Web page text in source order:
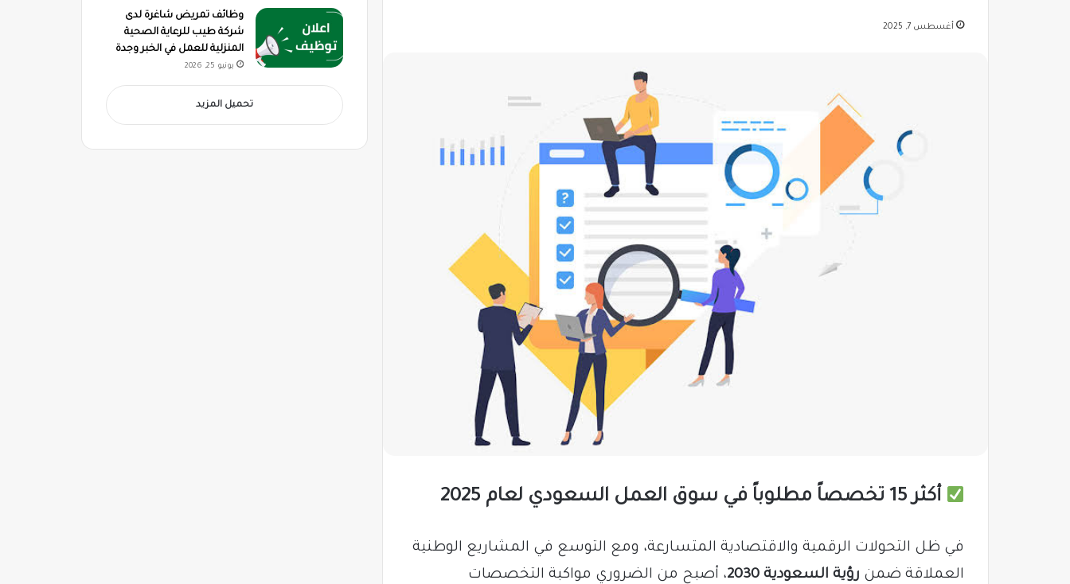
أغسطس 7, 2025
أكثر 15 تخصصاً مطلوباً في سوق العمل السعودي لعام 2025
في ظل التحولات الرقمية والاقتصادية المتسارعة، ومع التوسع في المشاريع الوطنية
العملاقة ضمن رؤية السعودية 2030
، أصبح من الضروري مواكبة التخصصات
وظائف تمريض شاغرة لدى
شركة طيب للرعاية الصحية
المنزلية للعمل في الخبر وجدة
يونيو 25, 2026
تحميل المزيد